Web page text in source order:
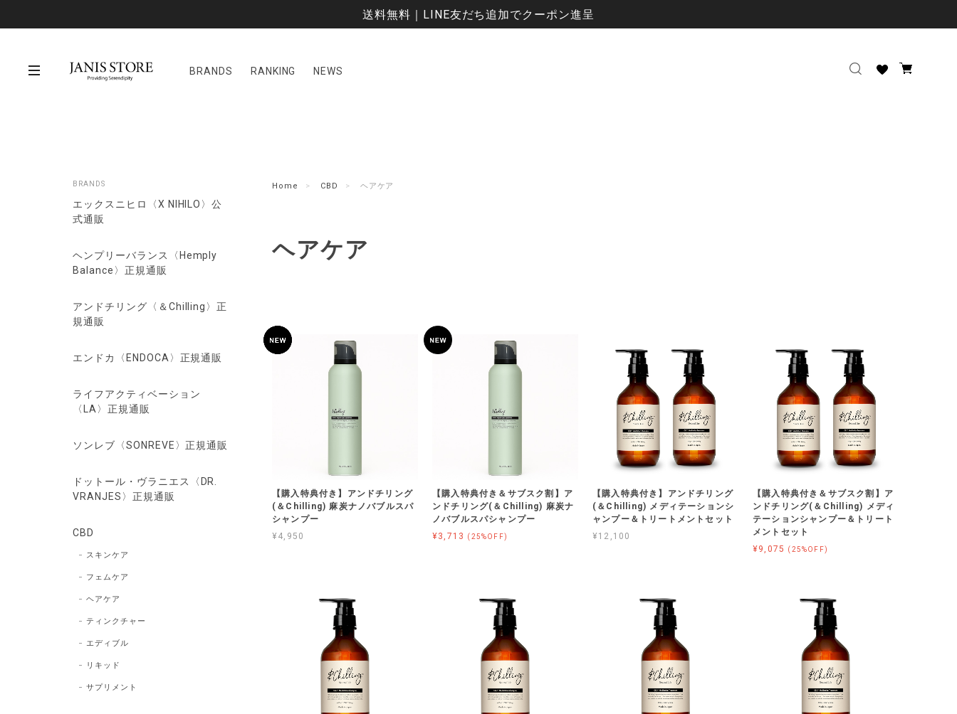
送料無料｜LINE友だち追加でクーポン進呈
BRANDS RANKING NEWS
Home CBD ヘアケア
ヘアケア
【購入特典付き】アンドチリング
(＆Chilling) 麻炭ナノバブルスパ
シャンプー
¥4,950
【購入特典付き＆サブスク割】ア
ンドチリング(＆Chilling) 麻炭ナ
ノバブルスパシャンプー
¥3,713
(25%OFF)
【購入特典付き】アンドチリング
(＆Chilling) メディテーションシ
ャンプー＆トリートメントセット
¥12,100
【購入特典付き＆サブスク割】ア
ンドチリング(＆Chilling) メディ
テーションシャンプー＆トリート
メントセット
¥9,075
(25%OFF)
BRANDS
エックスニヒロ〈X NIHILO〉公
式通販
ヘンプリーバランス〈Hemply
Balance〉正規通販
アンドチリング〈＆Chilling〉正
規通販
エンドカ〈ENDOCA〉正規通販
ライフアクティベーション
〈LA〉正規通販
ソンレブ〈SONREVE〉正規通販
ドットール・ヴラニエス〈DR.
VRANJES〉正規通販
CBD
スキンケア
フェムケア
ヘアケア
ティンクチャー
エディブル
リキッド
サプリメント